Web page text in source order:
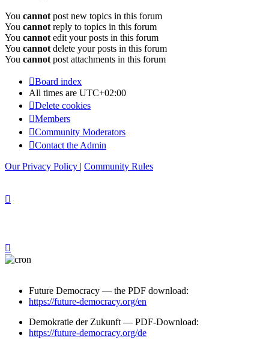
You cannot post new topics in this forum
You cannot reply to topics in this forum
You cannot edit your posts in this forum
You cannot delete your posts in this forum
You cannot post attachments in this forum
Board index
All times are UTC+02:00
Delete cookies
Members
Community Moderators
Contact the Admin
Our Privacy Policy | Community Rules
Future Democracy — the PDF download:
https://future-democracy.org/en
Demokratie der Zukunft — PDF-Download:
https://future-democracy.org/de